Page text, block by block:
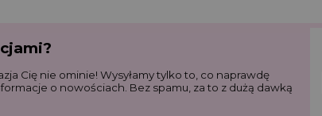
Cię nie ominie! Wysyłamy tylko to, co naprawdę
o nowościach. Bez spamu, za to z dużą dawką